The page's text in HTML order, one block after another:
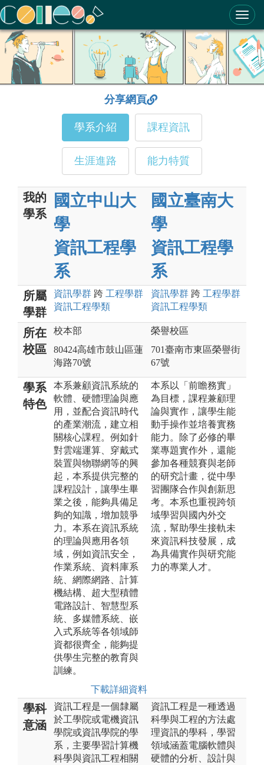
ColleGo! 大學選才與高中育才輔助系統
分享網頁
學系介紹 課程資訊
生涯進路 能力特質
我的
學系
國立中山大
學
資訊工程學
系
國立臺南大
學
資訊工程學
系
所屬
學群
資訊學群 跨 工程學群
資訊工程學類
資訊學群 跨 工程學群
資訊工程學類
所在
校區
校本部
80424高雄市鼓山區蓮
海路70號
榮譽校區
701臺南市東區榮譽街
67號
學系
特色
本系兼顧資訊系統的
軟體、硬體理論與應
用，並配合資訊時代
的產業潮流，建立相
關核心課程。例如針
對雲端運算、穿戴式
裝置與物聯網等的興
起，本系提供完整的
課程設計，讓學生畢
業之後，能夠具備足
夠的知識，增加競爭
力。本系在資訊系統
的理論與應用各領
域，例如資訊安全，
作業系統、資料庫系
統、網際網路、計算
機結構、超大型積體
電路設計、智慧型系
統、多媒體系統、嵌
入式系統等各領域師
資都很齊全，能夠提
供學生完整的教育與
訓練。
下載詳細資料
本系以「前瞻務實」
為目標，課程兼顧理
論與實作，讓學生能
動手操作並培養實務
能力。除了必修的畢
業專題實作外，還能
參加各種競賽與老師
的研究計畫，從中學
習團隊合作與創新思
考。本系也重視跨領
域學習與國內外交
流，幫助學生接軌未
來資訊科技發展，成
為具備實作與研究能
力的專業人才。
學科
意涵
資訊工程是一個隸屬
於工學院或電機資訊
學院或資訊學院的學
系，主要學習計算機
科學與資訊工程相關
資訊工程是一種透過
科學與工程的方法處
理資訊的學科，學習
領域涵蓋電腦軟體與
硬體的分析、設計與